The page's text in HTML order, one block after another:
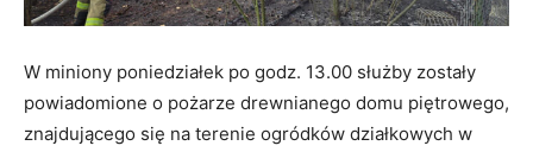
W miniony poniedziałek po godz. 13.00 służby zostały
powiadomione o pożarze drewnianego domu piętrowego,
znajdującego się na terenie ogródków działkowych w